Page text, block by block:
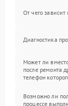
От чего
Диагностика
Может ли
после ремонта
телефон
Возможно ли
процессе